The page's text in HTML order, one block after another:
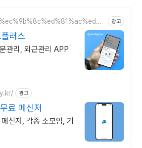
광고
러스
관리, 외근관리 APP
광고
료 메신저
신저, 각종 소모임, 기